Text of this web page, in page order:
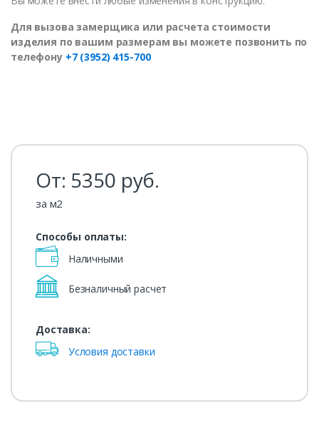
Для вызова замерщика или расчета стоимости
изделия по вашим размерам вы можете позвонить по
телефону +7 (3952) 415-700
От: 5350 руб.
за м2
Способы оплаты:
Наличными
Безналичный расчет
Доставка:
Условия доставки